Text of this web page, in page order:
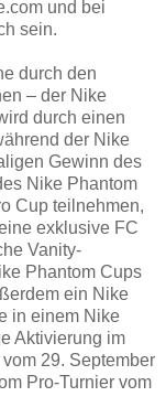
und bei
sein.
durch den
– der Nike
durch einen
der Nike
Gewinn des
Nike Phantom
Cup teilnehmen,
exklusive FC
Vanity-
Phantom Cups
ein Nike
in einem Nike
Aktivierung im
29. September
Pro-Turnier vom